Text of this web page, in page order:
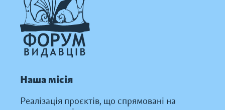
Наша місія
Реалізація проєктів, що спрямовані на